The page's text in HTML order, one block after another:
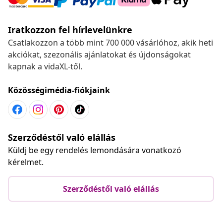
Iratkozzon fel hírlevelünkre
Csatlakozzon a több mint 700 000 vásárlóhoz, akik heti
akciókat, szezonális ajánlatokat és újdonságokat
kapnak a vidaXL-től.
Közösségimédia-fiókjaink
Szerződéstől való elállás
Küldj be egy rendelés lemondására vonatkozó
kérelmet.
Szerződéstől való elállás